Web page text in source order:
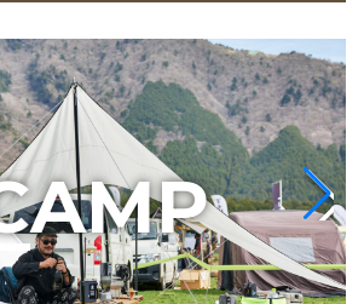
AMP